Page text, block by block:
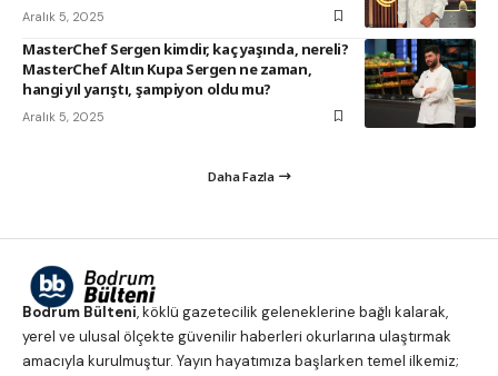
Aralık 5, 2025
MasterChef Sergen kimdir, kaç yaşında, nereli?
MasterChef Altın Kupa Sergen ne zaman,
hangi yıl yarıştı, şampiyon oldu mu?
Aralık 5, 2025
Daha Fazla
Bodrum Bülteni, köklü gazetecilik geleneklerine bağlı kalarak,
yerel ve ulusal ölçekte güvenilir haberleri okurlarına ulaştırmak
amacıyla kurulmuştur. Yayın hayatımıza başlarken temel ilkemiz;